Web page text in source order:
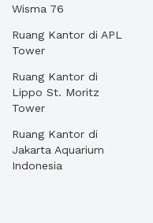
Wisma 76
Ruang Kantor di APL
Tower
Ruang Kantor di
Lippo St. Moritz
Tower
Ruang Kantor di
Jakarta Aquarium
Indonesia